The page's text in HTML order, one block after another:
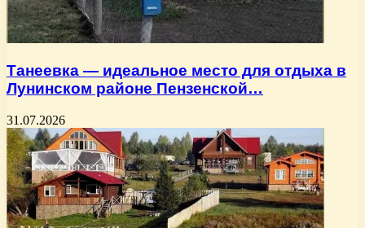
Танеевка — идеальное место для отдыха в
Лунинском районе Пензенской…
31.07.2026